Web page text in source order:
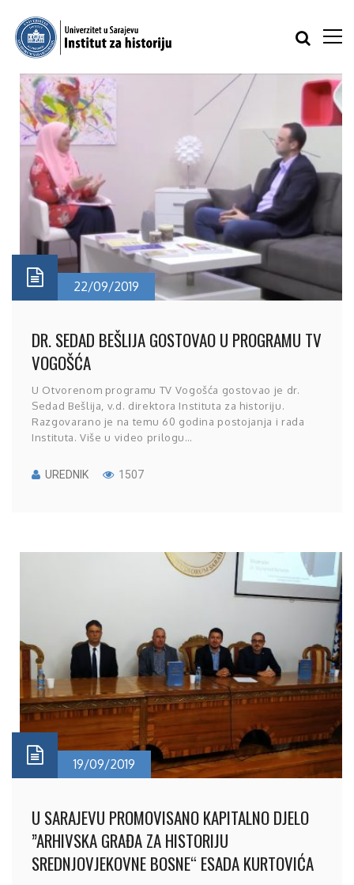
22/09/2019
DR. SEDAD BEŠLIJA GOSTOVAO U PROGRAMU TV
VOGOŠĆA
U Otvorenom programu TV Vogošća gostovao je dr.
Sedad Bešlija, v.d. direktora Instituta za historiju.
Razgovarano je na temu 60 godina postojanja i rada
Instituta. Više u video prilogu…
UREDNIK 1507
19/09/2019
U SARAJEVU PROMOVISANO KAPITALNO DJELO
”ARHIVSKA GRAĐA ZA HISTORIJU
SREDNJOVJEKOVNE BOSNE“ ESADA KURTOVIĆA